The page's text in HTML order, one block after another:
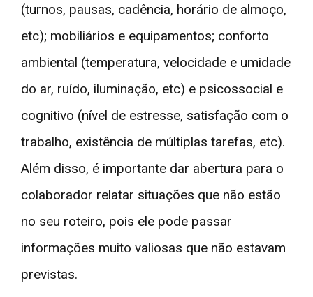
(turnos, pausas, cadência, horário de almoço,
etc); mobiliários e equipamentos; conforto
ambiental (temperatura, velocidade e umidade
do ar, ruído, iluminação, etc) e psicossocial e
cognitivo (nível de estresse, satisfação com o
trabalho, existência de múltiplas tarefas, etc).
Além disso, é importante dar abertura para o
colaborador relatar situações que não estão
no seu roteiro, pois ele pode passar
informações muito valiosas que não estavam
previstas.